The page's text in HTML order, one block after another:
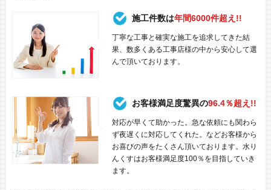
施工件数は年間6000件超え!!
丁寧な工事と確実な施工を追求してきた結
果、数多くある工事店様の中から安心して選
んで頂いております。
お客様満足度驚異の96.4％超え!!
対応が早くて助かった。急な依頼にも関わら
ず夜遅くに対応してくれた。などお客様から
お喜びの声をたくさん頂いております。水り
んくすはお客様満足度100％を目指していき
ます。